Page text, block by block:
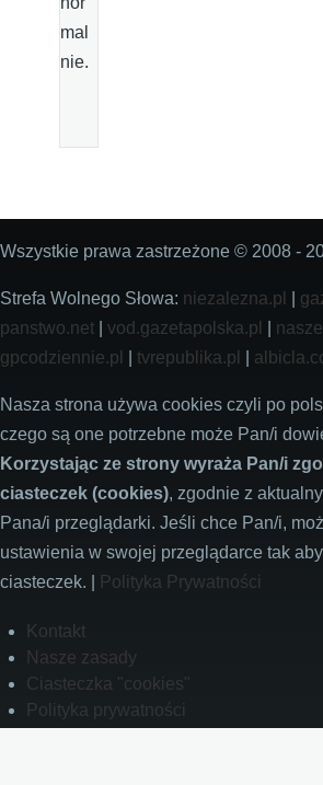
mal
nie.
Wszystkie prawa zastrzeżone © 2008 -
Strefa Wolnego Słowa: niezalezna.pl
panstwo.net
vod.gazetapolska.pl
gpcodziennie.pl
tvrepublika.pl
Nasza strona używa cookies czyli po
czego są one potrzebne może Pan/i
Korzystając ze strony wyraża Pan/i
ciasteczek (cookies), zgodnie z
Pana/i przeglądarki. Jeśli chce Pan/i,
ustawienia w swojej przeglądarce tak
ciasteczek. |
Polityka Prywatności
FooterKontakt
Nasze zasady
Ciasteczka "cookies"
Polityka prywatności